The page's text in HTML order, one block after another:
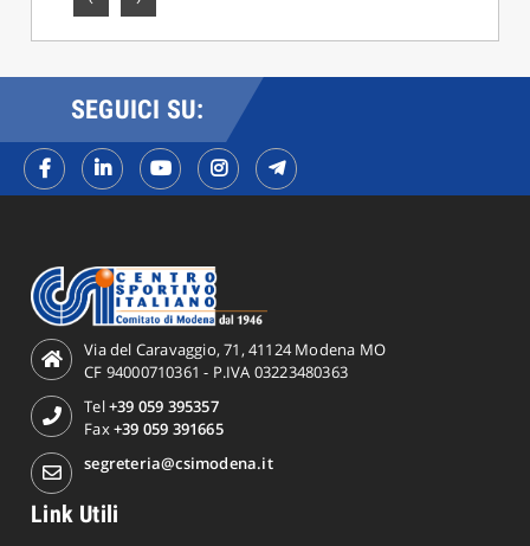
SEGUICI SU:
Via del Caravaggio, 71, 41124 Modena MO
CF 94000710361 - P.IVA 03223480363
Tel+39 059 395357
Fax+39 059 391665
segreteria@csimodena.it
Link Utili